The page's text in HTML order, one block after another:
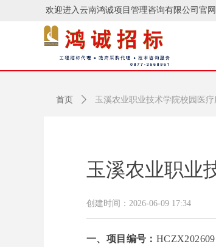
欢迎进入云南鸿诚项目管理咨询有限公司官网
玉溪农业职业
一、 项目编号：
创建时间： 2026-06-09 17:34
首页 ꄲ 玉溪农业职业技术学院校园医